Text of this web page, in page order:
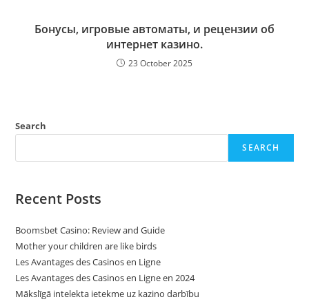
Бонусы, игровые автоматы, и рецензии об
интернет казино.
23 October 2025
Search
SEARCH
Recent Posts
Boomsbet Casino: Review and Guide
Mother your children are like birds
Les Avantages des Casinos en Ligne
Les Avantages des Casinos en Ligne en 2024
Mākslīgā intelekta ietekme uz kazino darbību